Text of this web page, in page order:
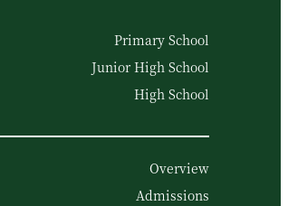
Primary School
Junior High School
High School
Overview
Admissions